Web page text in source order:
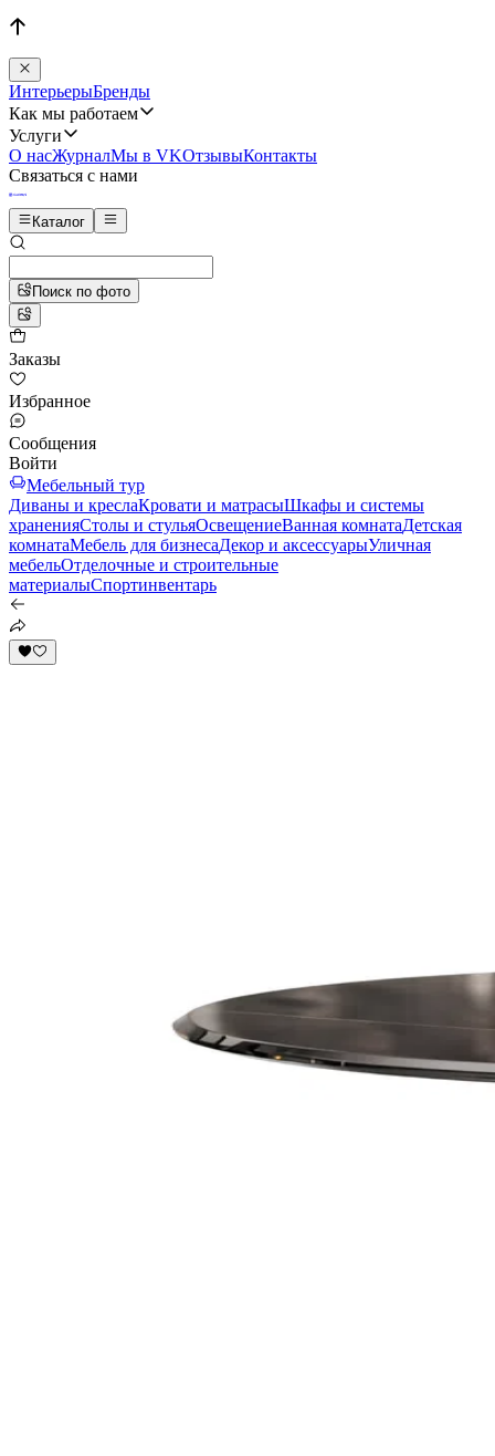
ИнтерьерыБренды
Как мы работаем
Услуги
О насЖурналМы в VKОтзывыКонтакты
Связаться с нами
Каталог
Поиск по фото
Заказы
Избранное
Сообщения
Войти
Мебельный тур
Диваны и креслаКровати и матрасыШкафы и системы
храненияСтолы и стульяОсвещениеВанная комнатаДетская
комнатаМебель для бизнесаДекор и аксессуарыУличная
мебельОтделочные и строительные
материалыСпортинвентарь